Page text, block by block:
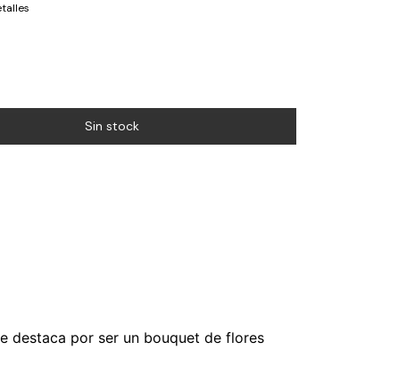
destaca por ser un bouquet de flores